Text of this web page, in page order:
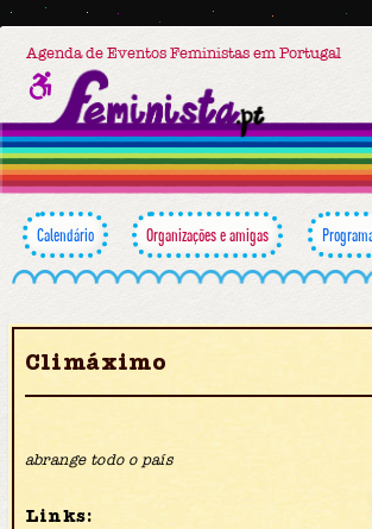
Agenda de Eventos Feministas em Portugal
Calendário Organizações e amigas
Climáximo
abrange todo o país
Links: